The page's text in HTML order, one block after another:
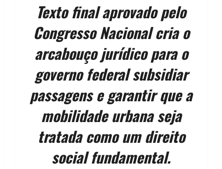
Texto final aprovado pelo
Congresso Nacional cria o
arcabouço jurídico para o
governo federal subsidiar
passagens e garantir que a
mobilidade urbana seja
tratada como um direito
social fundamental.